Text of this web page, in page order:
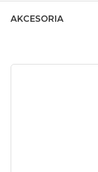
AKCESORIA